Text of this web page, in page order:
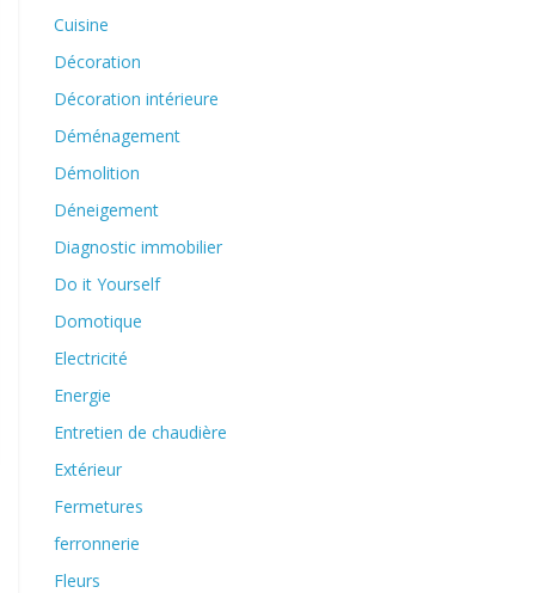
Cuisine
Décoration
Décoration intérieure
Déménagement
Démolition
Déneigement
Diagnostic immobilier
Do it Yourself
Domotique
Electricité
Energie
Entretien de chaudière
Extérieur
Fermetures
ferronnerie
Fleurs